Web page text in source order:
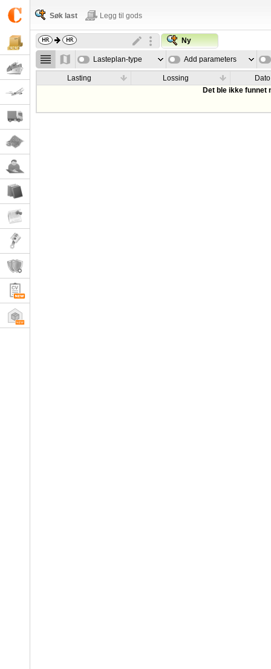
Søk last Legg til gods
Ny
Lasteplan-type Add parameters
Lasting Lossing
Dato
Det ble ikke funnet